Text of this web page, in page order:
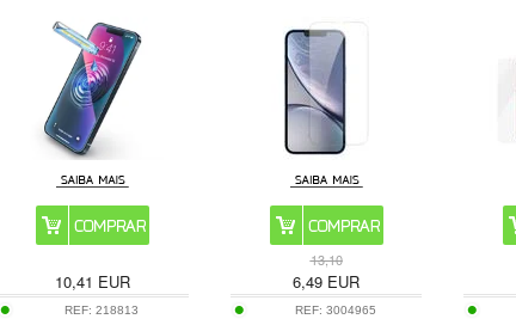
10,41 EUR
REF: 218813
13,10
6,49 EUR
REF: 3004965